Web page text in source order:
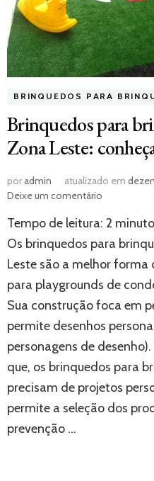
BRINQUEDOS PARA
Brinquedos para
Zona Leste:
poradmin atualizado em
Deixe um comentárioem
para
Leste:
conheça
sobre
Tempo de leitura: 2
Os brinquedos para
Leste são a melhor forma
para playgrounds de
Sua construção foca em
permite desenhos
personagens de
que, os brinquedos para
precisam de projetos
permite a seleção dos
prevenção …